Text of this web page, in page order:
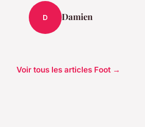
D Damien
Voir tous les articles Foot →